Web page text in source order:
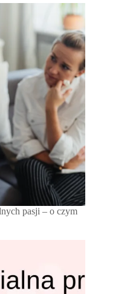
pasji – o czym